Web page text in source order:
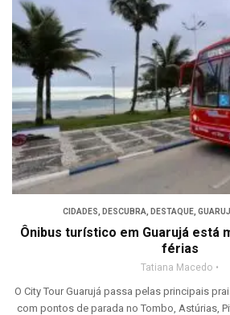
CIDADES DESCUBRA DESTAQUE
Ônibus turístico em Guarujá está
férias
Tatiana Macedo
O City Tour Guarujá passa pelas principais
com pontos de parada no Tombo, Astúrias,